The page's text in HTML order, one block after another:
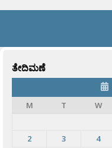
ತೇದಿಮಣೆ
M
T W
2
3 4